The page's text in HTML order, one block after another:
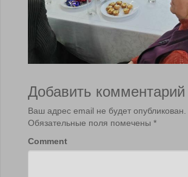
Добавить комментарий
Ваш адрес email не будет опубликован.
Обязательные поля помечены *
Comment